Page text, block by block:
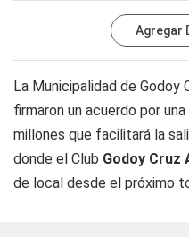
Agregar
La Municipalidad de Godoy
firmaron un acuerdo por
millones que facilitará la
donde el Club Godoy Cruz
de local desde el próximo